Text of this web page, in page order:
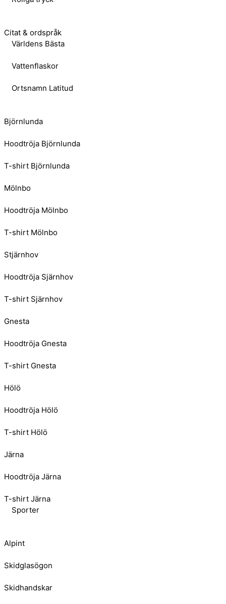
Citat & ordspråk
Världens Bästa
Vattenflaskor
Ortsnamn Latitud
Björnlunda
Hoodtröja Björnlunda
T-shirt Björnlunda
Mölnbo
Hoodtröja Mölnbo
T-shirt Mölnbo
Stjärnhov
Hoodtröja Sjärnhov
T-shirt Sjärnhov
Gnesta
Hoodtröja Gnesta
T-shirt Gnesta
Hölö
Hoodtröja Hölö
T-shirt Hölö
Järna
Hoodtröja Järna
T-shirt Järna
Sporter
Alpint
Skidglasögon
Skidhandskar